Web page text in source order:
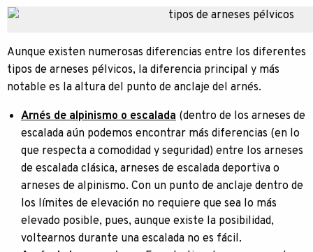
Aunque existen numerosas diferencias entre los diferentes
tipos de arneses pélvicos, la diferencia principal y más
notable es la altura del punto de anclaje del arnés.
Arnés de alpinismo o escalada (dentro de los arneses de
escalada aún podemos encontrar más diferencias (en lo
que respecta a comodidad y seguridad) entre los arneses
de escalada clásica, arneses de escalada deportiva o
arneses de alpinismo. Con un punto de anclaje dentro de
los límites de elevación no requiere que sea lo más
elevado posible, pues, aunque existe la posibilidad,
voltearnos durante una escalada no es fácil.